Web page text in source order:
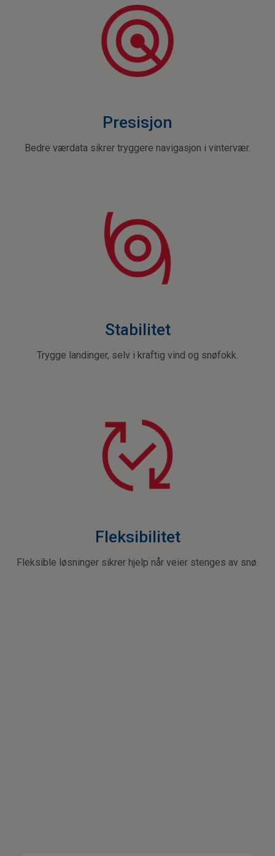
Presisjon
Bedre værdata sikrer tryggere navigasjon i vintervær.
Stabilitet
Trygge landinger, selv i kraftig vind og snøfokk.
Fleksibilitet
Fleksible løsninger sikrer hjelp når veier stenges av snø.